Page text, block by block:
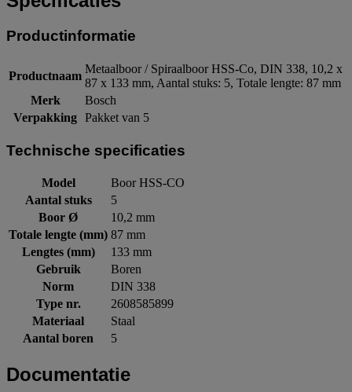
Productinformatie
Productnaam
Metaalboor / Spiraalboor HSS-Co, DIN 338, 10,2 x
87 x 133 mm, Aantal stuks: 5, Totale lengte: 87 mm
Merk
Bosch
Verpakking Pakket van 5
Technische specificaties
Model
Boor HSS-CO
Aantal stuks
5
Boor Ø
10,2 mm
Totale lengte (mm) 87 mm
Lengtes (mm)
133 mm
Gebruik
Boren
Norm
DIN 338
Type nr.
2608585899
Materiaal
Staal
Aantal boren
5
Documentatie